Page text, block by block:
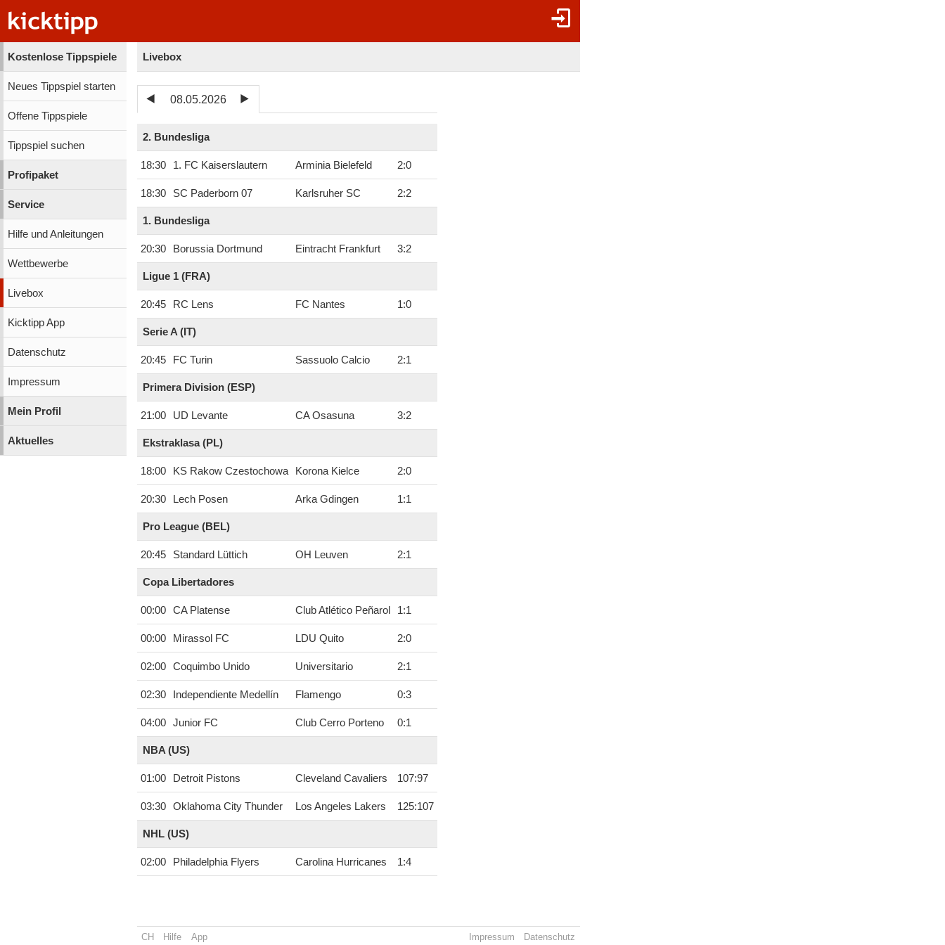
Kostenlose Tippspiele
Neues Tippspiel starten
Offene Tippspiele
Tippspiel suchen
Profipaket
Service
Hilfe und Anleitungen
Wettbewerbe
Livebox
Kicktipp App
Datenschutz
Impressum
Mein Profil
Aktuelles
Livebox
08.05.2026
2. Bundesliga
18:30 1. FC Kaiserslautern Arminia Bielefeld 2:0
18:30 SC Paderborn 07 Karlsruher SC 2:2
1. Bundesliga
20:30 Borussia Dortmund Eintracht Frankfurt 3:2
Ligue 1 (FRA)
20:45 RC Lens FC Nantes 1:0
Serie A (IT)
20:45 FC Turin Sassuolo Calcio 2:1
Primera Division (ESP)
21:00 UD Levante CA Osasuna 3:2
Ekstraklasa (PL)
18:00 KS Rakow Czestochowa Korona Kielce 2:0
20:30 Lech Posen Arka Gdingen 1:1
Pro League (BEL)
20:45 Standard Lüttich OH Leuven 2:1
Copa Libertadores
00:00 CA Platense Club Atlético Peñarol 1:1
00:00 Mirassol FC LDU Quito 2:0
02:00 Coquimbo Unido Universitario 2:1
02:30 Independiente Medellín Flamengo 0:3
04:00 Junior FC Club Cerro Porteno 0:1
NBA (US)
01:00 Detroit Pistons Cleveland Cavaliers 107:97
03:30 Oklahoma City Thunder Los Angeles Lakers 125:107
NHL (US)
02:00 Philadelphia Flyers Carolina Hurricanes 1:4
CH Hilfe App Impressum Datenschutz